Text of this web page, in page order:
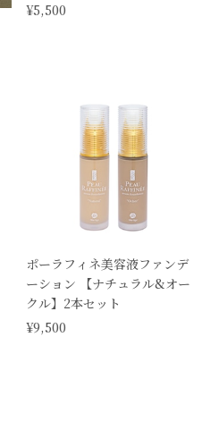
¥5,500
ポーラフィネ美容液ファンデ
ーション 【ナチュラル&オー
クル】2本セット
¥9,500